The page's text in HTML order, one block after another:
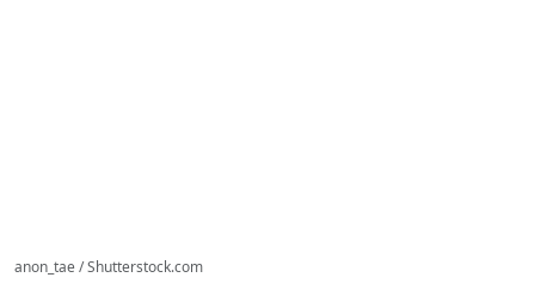
anon_tae / Shutterstock.com